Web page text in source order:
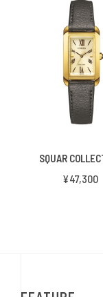
SQUAR
¥47,300